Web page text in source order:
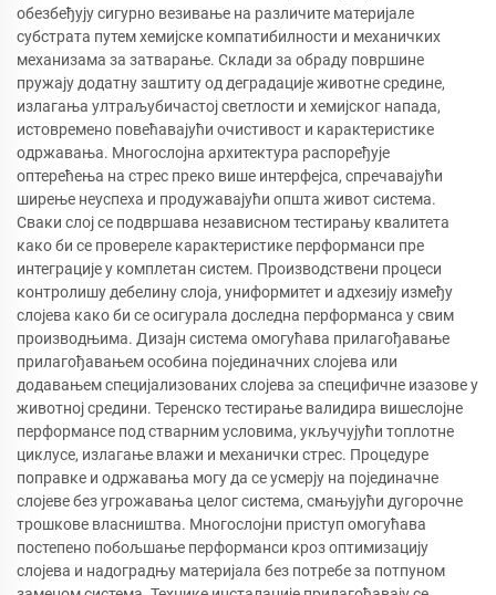
обезбеђују сигурно везивање на различите материјале
субстрата путем хемијске компатибилности и механичких
механизама за затварање. Склади за обраду површине
пружају додатну заштиту од деградације животне средине,
излагања ултраљубичастој светлости и хемијског напада,
истовремено повећавајући очистивост и карактеристике
одржавања. Многослојна архитектура распоређује
оптерећења на стрес преко више интерфејса, спречавајући
ширење неуспеха и продужавајући општа живот система.
Сваки слој се подвршава независном тестирању квалитета
како би се провереле карактеристике перформанси пре
интеграције у комплетан систем. Производствени процеси
контролишу дебелину слоја, униформитет и адхезију између
слојева како би се осигурала доследна перформанса у свим
производњима. Дизајн система омогућава прилагођавање
прилагођавањем особина појединачних слојева или
додавањем специјализованих слојева за специфичне изазове у
животној средини. Теренско тестирање валидира вишеслојне
перформансе под стварним условима, укључујући топлотне
циклусе, излагање влажи и механички стрес. Процедуре
поправке и одржавања могу да се усмерју на појединачне
слојеве без угрожавања целог система, смањујући дугорочне
трошкове власништва. Многослојни приступ омогућава
постепено побољшање перформанси кроз оптимизацију
слојева и надоградњу материјала без потребе за потпуном